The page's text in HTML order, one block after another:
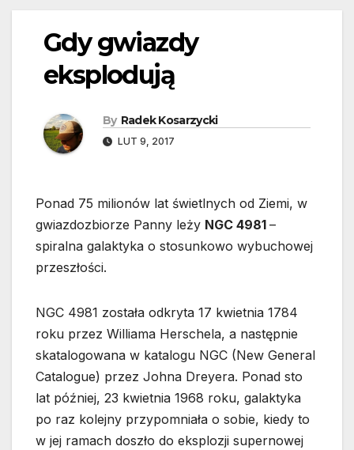
Gdy gwiazdy
eksplodują
By Radek Kosarzycki
LUT 9, 2017
Ponad 75 milionów lat świetlnych od Ziemi, w
gwiazdozbiorze Panny leży NGC 4981 –
spiralna galaktyka o stosunkowo wybuchowej
przeszłości.
NGC 4981 została odkryta 17 kwietnia 1784
roku przez Williama Herschela, a następnie
skatalogowana w katalogu NGC (New General
Catalogue) przez Johna Dreyera. Ponad sto
lat później, 23 kwietnia 1968 roku, galaktyka
po raz kolejny przypomniała o sobie, kiedy to
w jej ramach doszło do eksplozji supernowej